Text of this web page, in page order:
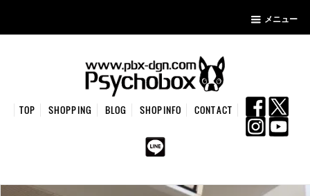
メニュー
TOP SHOPPING BLOG SHOPINFO CONTACT